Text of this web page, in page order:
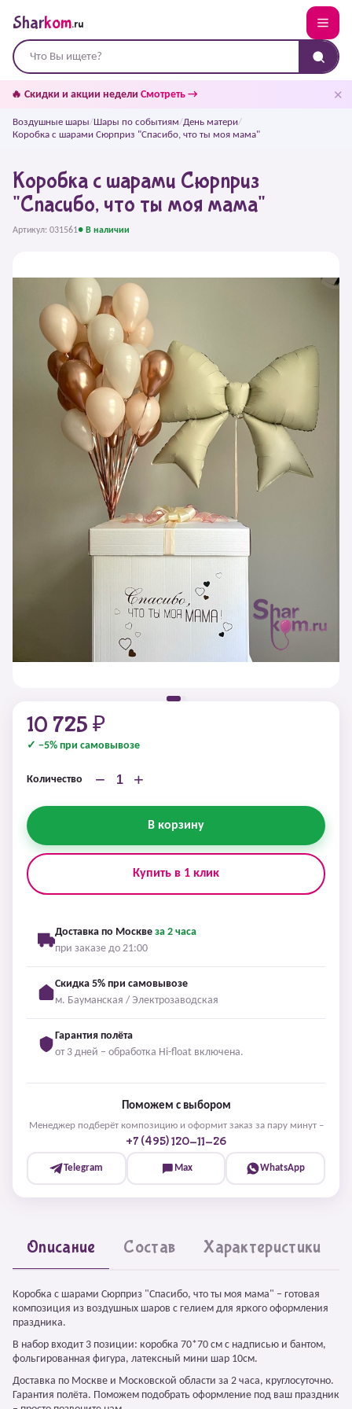
Sharkom.ru
🔥 Скидки и акции недели Смотреть → ✕
Воздушные шары/Шары по событиям/День матери/
Коробка с шарами Сюрприз "Спасибо, что ты моя мама"
Коробка с шарами Сюрприз
"Спасибо, что ты моя мама"
Артикул: 031561● В наличии
10 725 ₽
✓ −5% при самовывозе
Количество − +
В корзину
Купить в 1 клик
Доставка по Москве за 2 часа
при заказе до 21:00
Скидка 5% при самовывозе
м. Бауманская / Электрозаводская
Гарантия полёта
от 3 дней – обработка Hi-float включена.
Поможем с выбором
Менеджер подберёт композицию и оформит заказ за пару минут –
+7 (495) 120-11-26
Telegram Max WhatsApp
Описание Состав Характеристики
Коробка с шарами Сюрприз "Спасибо, что ты моя мама" – готовая
композиция из воздушных шаров с гелием для яркого оформления
праздника.
В набор входит 3 позиции: коробка 70*70 см с надписью и бантом,
фольгированная фигура, латексный мини шар 10см.
Доставка по Москве и Московской области за 2 часа, круглосуточно.
Гарантия полёта. Поможем подобрать оформление под ваш праздник